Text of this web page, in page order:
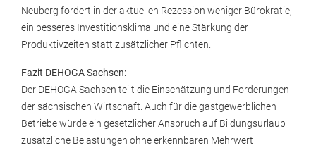
Neuberg fordert in der aktuellen Rezession weniger Bürokratie,
ein besseres Investitionsklima und eine Stärkung der
Produktivzeiten statt zusätzlicher Pflichten.
Fazit DEHOGA Sachsen:
Der DEHOGA Sachsen teilt die Einschätzung und Forderungen
der sächsischen Wirtschaft. Auch für die gastgewerblichen
Betriebe würde ein gesetzlicher Anspruch auf Bildungsurlaub
zusätzliche Belastungen ohne erkennbaren Mehrwert